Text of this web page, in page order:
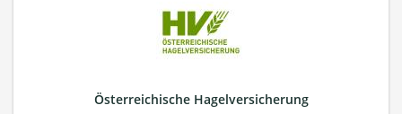
Österreichische Hagelversicherung